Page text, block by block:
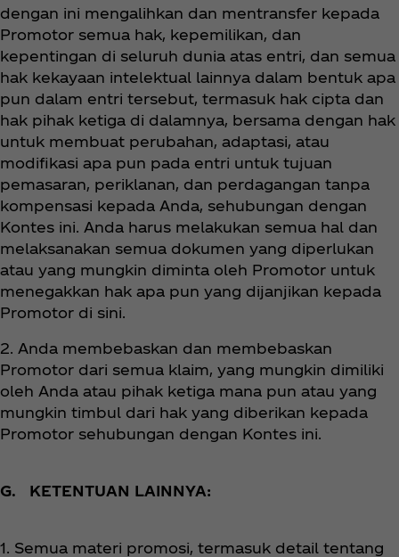
dengan ini mengalihkan dan mentransfer kepada
Promotor semua hak, kepemilikan, dan
kepentingan di seluruh dunia atas entri, dan semua
hak kekayaan intelektual lainnya dalam bentuk apa
pun dalam entri tersebut, termasuk hak cipta dan
hak pihak ketiga di dalamnya, bersama dengan hak
untuk membuat perubahan, adaptasi, atau
modifikasi apa pun pada entri untuk tujuan
pemasaran, periklanan, dan perdagangan tanpa
kompensasi kepada Anda, sehubungan dengan
Kontes ini. Anda harus melakukan semua hal dan
melaksanakan semua dokumen yang diperlukan
atau yang mungkin diminta oleh Promotor untuk
menegakkan hak apa pun yang dijanjikan kepada
Promotor di sini.
2. Anda membebaskan dan membebaskan
Promotor dari semua klaim, yang mungkin dimiliki
oleh Anda atau pihak ketiga mana pun atau yang
mungkin timbul dari hak yang diberikan kepada
Promotor sehubungan dengan Kontes ini.
G. KETENTUAN LAINNYA:
1. Semua materi promosi, termasuk detail tentang